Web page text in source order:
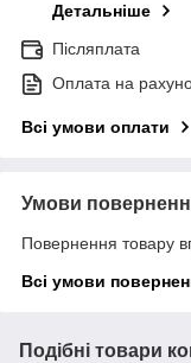
Детальніше
Післяплата
Оплата на
Всі умови оплати
Умови
Повернення товару
Всі умови
Подібні товари